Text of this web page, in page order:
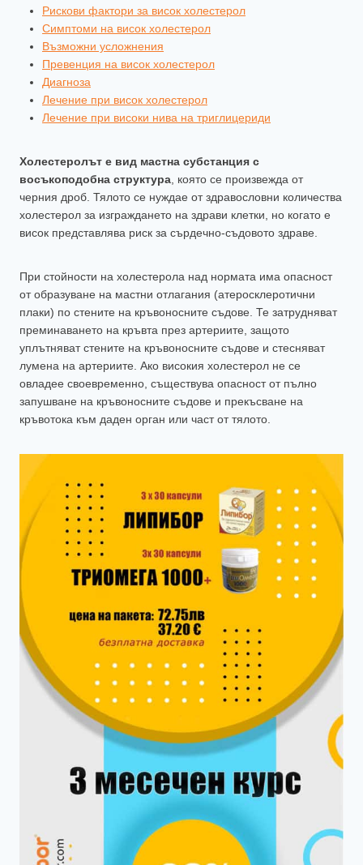
Рискови фактори за висок холестерол
Симптоми на висок холестерол
Възможни усложнения
Превенция на висок холестерол
Диагноза
Лечение при висок холестерол
Лечение при високи нива на триглицериди
Холестеролът е вид мастна субстанция с
восъкоподобна структура , която се произвежда от
черния дроб. Тялото се нуждае от здравословни количества
холестерол за изграждането на здрави клетки, но когато е
висок представлява риск за сърдечно-съдовото здраве.
При стойности на холестерола над нормата има опасност
от образуване на мастни отлагания (атеросклеротични
плаки) по стените на кръвоносните съдове. Те затрудняват
преминаването на кръвта през артериите, защото
уплътняват стените на кръвоносните съдове и стесняват
лумена на артериите. Ако високия холестерол не се
овладее своевременно, съществува опасност от пълно
запушване на кръвоносните съдове и прекъсване на
кръвотока към даден орган или част от тялото.